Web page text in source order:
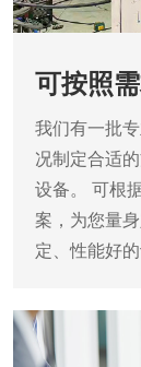
可按照
我们有一批
况制定合适
设备。
可根
案，为您量
定、性能好